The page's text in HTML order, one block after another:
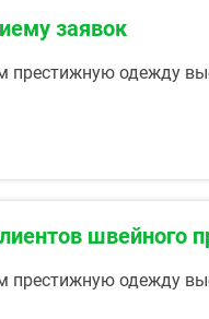
заявок
одежду
швейного
одежду